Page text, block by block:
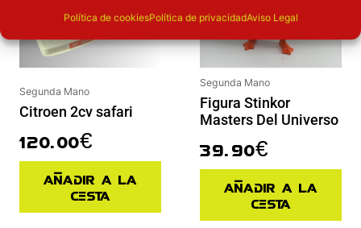
Política de cookiesPolítica de privacidadAviso Legal
Segunda Mano
Citroen 2cv safari
120.00€
Añadir a la
cesta
Segunda Mano
Figura Stinkor
Masters Del Universo
39.90€
Añadir a la
cesta